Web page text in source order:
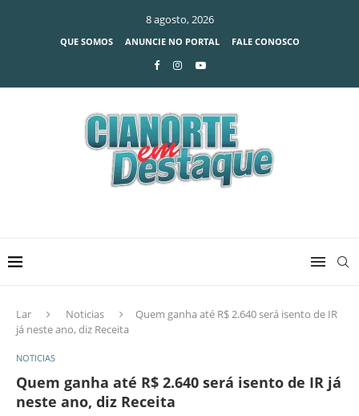
8 agosto, 2026
QUE SOMOS ANUNCIE NO PORTAL FALE CONOSCO
Lar Noticias
Quem ganha até R$ 2.640 será isento de IR
já neste ano, diz Receita
NOTICIAS
Quem ganha até R$ 2.640 será isento de IR já
neste ano, diz Receita